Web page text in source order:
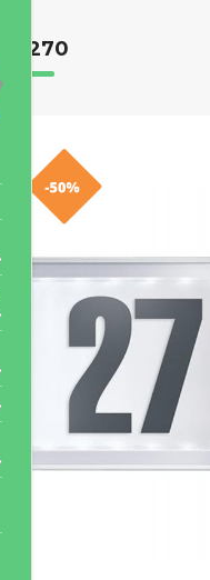
content
L 270